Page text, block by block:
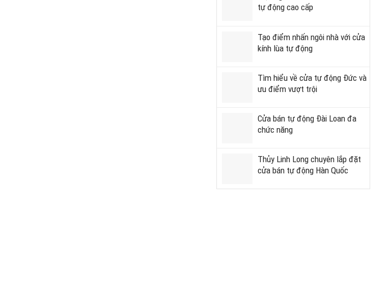
tự động cao cấp
Tạo điểm nhấn ngôi nhà với cửa
kính lùa tự động
Tìm hiểu về cửa tự động Đức và
ưu điểm vượt trội
Cửa bán tự động Đài Loan đa
chức năng
Thủy Linh Long chuyên lắp đặt
cửa bán tự động Hàn Quốc